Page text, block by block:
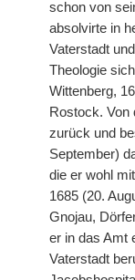
schon von
absolvirte in
Vaterstadt
Theologie
Wittenberg,
Rostock. Von
zurück und
September)
die er wohl
1685 (20.
Gnojau,
er in das Amt
Vaterstadt